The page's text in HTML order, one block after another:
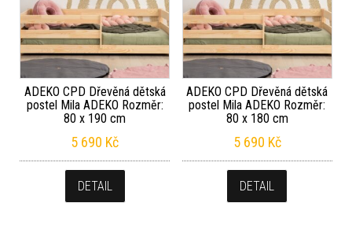
ADEKO CPD Dřevěná dětská
postel Mila ADEKO Rozměr:
80 x 190 cm
5 690 Kč
DETAIL
ADEKO CPD Dřevěná dětská
postel Mila ADEKO Rozměr:
80 x 180 cm
5 690 Kč
DETAIL